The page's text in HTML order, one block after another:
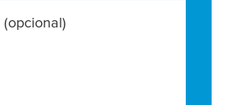
(opcional)